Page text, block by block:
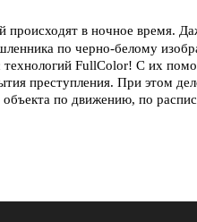
происходят в ночное время.
по черно-белому
технологий FullColor! С их
преступления. При этом
по движению, по